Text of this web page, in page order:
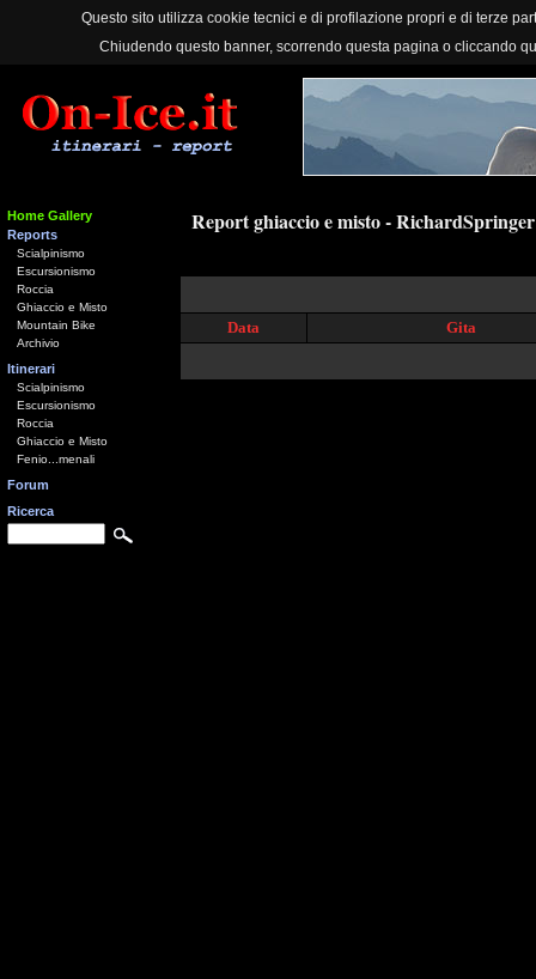
Questo sito utilizza cookie tecnici e di profilazione propri e di terze
Chiudendo questo banner, scorrendo questa pagina o cliccando
Home Gallery
Reports
Scialpinismo
Escursionismo
Roccia
Ghiaccio e Misto
Mountain Bike
Archivio
Itinerari
Scialpinismo
Escursionismo
Roccia
Ghiaccio e Misto
Fenio...menali
Forum
Ricerca
Report ghiaccio e misto - RichardSpringer
Data Gita